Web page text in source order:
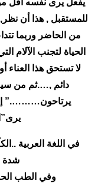
للمستقبل , هذا أن
من الحاضر وربما
الحياة لتجنب الآلام
لا تستحق هذا
دائم ,….ثم من
يرتاحون……….”
في اللغة العربية
شدة
وفي الطب